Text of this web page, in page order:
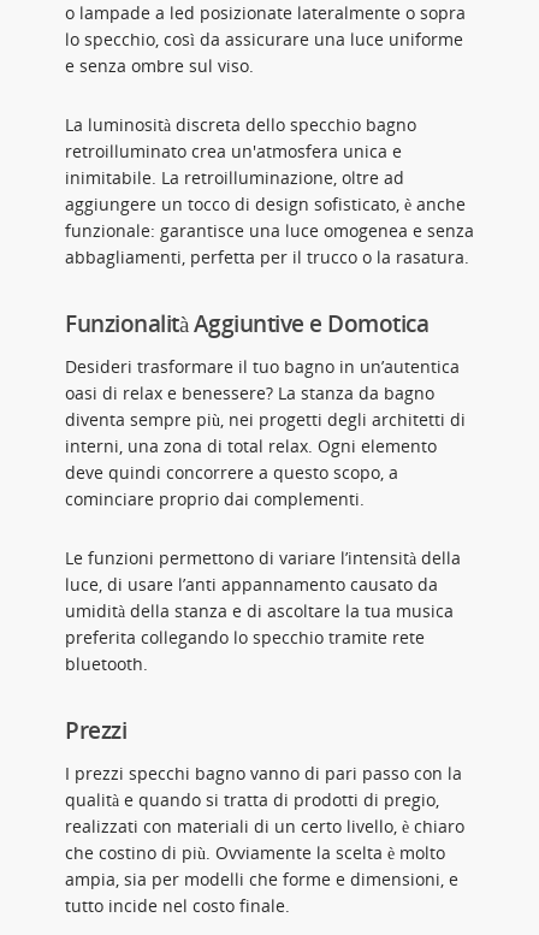
o lampade a led posizionate lateralmente o sopra
lo specchio, così da assicurare una luce uniforme
e senza ombre sul viso.
La luminosità discreta dello specchio bagno
retroilluminato crea un'atmosfera unica e
inimitabile. La retroilluminazione, oltre ad
aggiungere un tocco di design sofisticato, è anche
funzionale: garantisce una luce omogenea e senza
abbagliamenti, perfetta per il trucco o la rasatura.
Funzionalità Aggiuntive e Domotica
Desideri trasformare il tuo bagno in un’autentica
oasi di relax e benessere? La stanza da bagno
diventa sempre più, nei progetti degli architetti di
interni, una zona di total relax. Ogni elemento
deve quindi concorrere a questo scopo, a
cominciare proprio dai complementi.
Le funzioni permettono di variare l’intensità della
luce, di usare l’anti appannamento causato da
umidità della stanza e di ascoltare la tua musica
preferita collegando lo specchio tramite rete
bluetooth.
Prezzi
I prezzi specchi bagno vanno di pari passo con la
qualità e quando si tratta di prodotti di pregio,
realizzati con materiali di un certo livello, è chiaro
che costino di più. Ovviamente la scelta è molto
ampia, sia per modelli che forme e dimensioni, e
tutto incide nel costo finale.